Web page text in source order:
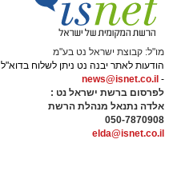
מו"ל: קבוצת ישראל נט בע"מ
הודעות לאתר יבנה נט ניתן לשלוח בדוא"ל
-
news@isnet.co.il
לפרסום ברשת ישראל נט :
אלדה נתנאל מנהלת הרשת
050-7870908
elda@isnet.co.il